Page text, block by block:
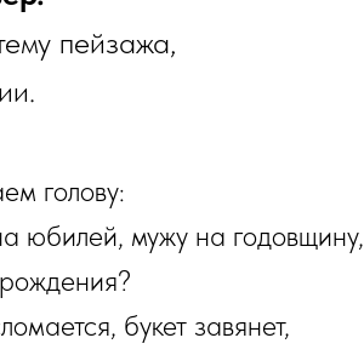
пейзажа,
голову:
юбилей, мужу на годовщину,
букет завянет,